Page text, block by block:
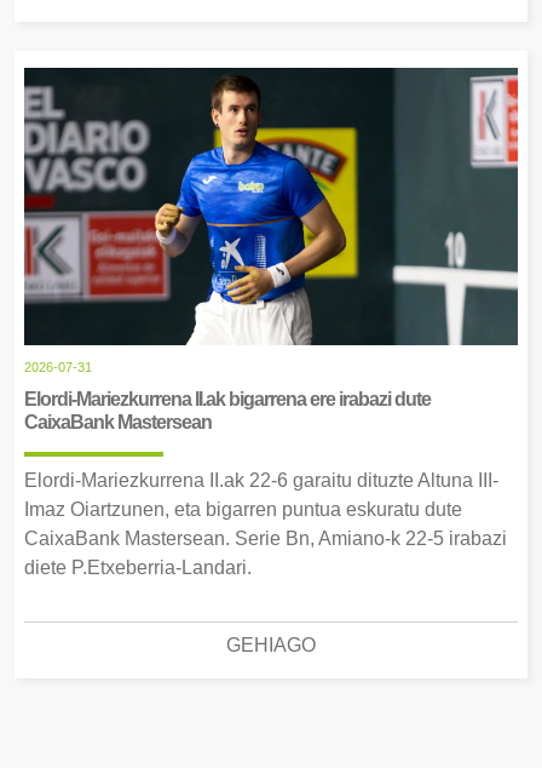
2026-07-31
Elordi-Mariezkurrena II.ak bigarrena ere irabazi dute
CaixaBank Mastersean
Elordi-Mariezkurrena II.ak 22-6 garaitu dituzte Altuna III-
Imaz Oiartzunen, eta bigarren puntua eskuratu dute
CaixaBank Mastersean. Serie Bn, Amiano-k 22-5 irabazi
diete P.Etxeberria-Landari.
GEHIAGO